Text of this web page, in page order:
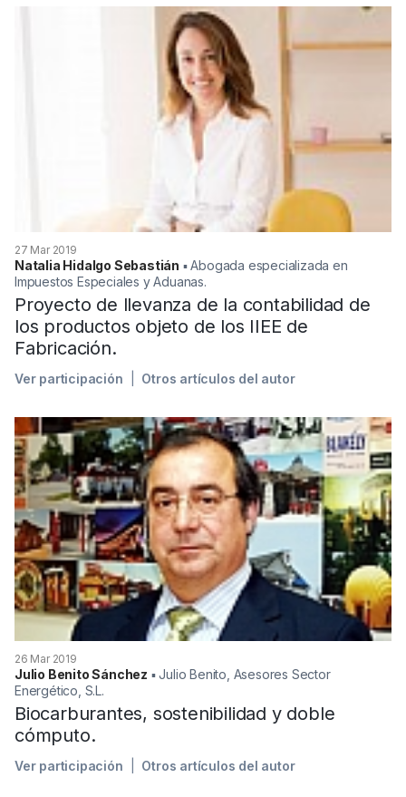
27 Mar 2019
Natalia Hidalgo Sebastián ▪︎ Abogada especializada en
Impuestos Especiales y Aduanas.
Proyecto de llevanza de la contabilidad de
los productos objeto de los IIEE de
Fabricación.
Ver participación Otros artículos del autor
26 Mar 2019
Julio Benito Sánchez ▪︎ Julio Benito, Asesores Sector
Energético, S.L.
Biocarburantes, sostenibilidad y doble
cómputo.
Ver participación Otros artículos del autor